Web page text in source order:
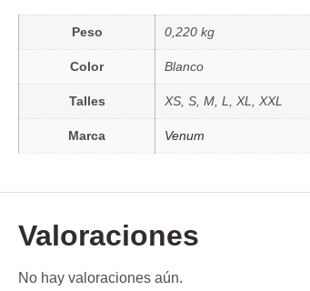
Peso 0,220 kg
Color Blanco
Talles XS, S, M, L, XL, XXL
Marca Venum
Valoraciones
No hay valoraciones aún.